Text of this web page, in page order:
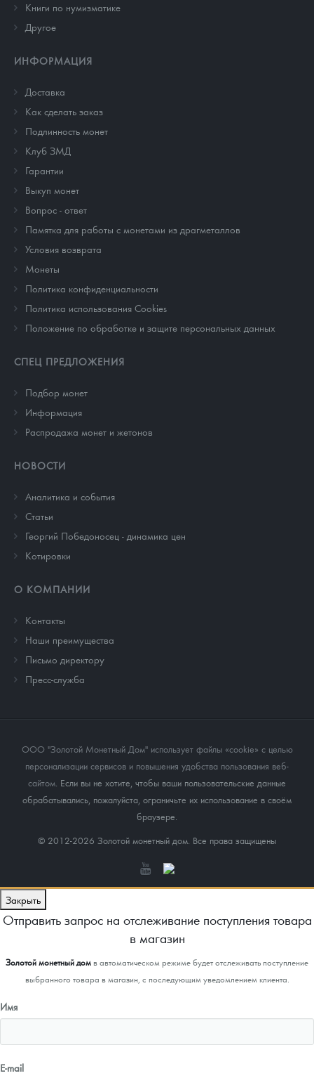
Книги по нумизматике
Другое
ИНФОРМАЦИЯ
Доставка
Как сделать заказ
Подлинность монет
Клуб ЗМД
Гарантии
Выкуп монет
Вопрос - ответ
Памятка для работы с монетами из драгметаллов
Условия возврата
Монеты
Политика конфиденциальности
Политика использования Cookies
Положение по обработке и защите персональных данных
СПЕЦ ПРЕДЛОЖЕНИЯ
Подбор монет
Информация
Распродажа монет и жетонов
НОВОСТИ
Аналитика и события
Cтатьи
Георгий Победоносец - динамика цен
Котировки
О КОМПАНИИ
Контакты
Наши преимущества
Письмо директору
Пресс-служба
ООО "Золотой Монетный Дом" использует файлы «cookie» с целью
персонализации сервисов и повышения удобства пользования веб-
сайтом. Если вы не хотите, чтобы ваши пользовательские данные
обрабатывались, пожалуйста, ограничьте их использование в своём
браузере.
© 2012-2026 Золотой монетный дом. Все права защищены
Закрыть
Отправить запрос на отслеживание поступления товара
в магазин
Золотой монетный домв автоматическом режиме будет отслеживать поступление
выбранного товара в магазин, с последующим уведомлением клиента.
Имя
E-mail